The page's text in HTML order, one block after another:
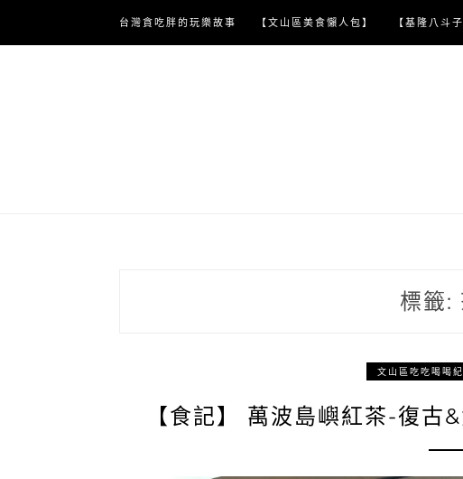
content
台灣貪吃胖的玩樂故事 【文山區美食懶人包】 【基隆八斗
標籤:
文山區吃吃喝喝
【食記】 萬波島嶼紅茶-復古